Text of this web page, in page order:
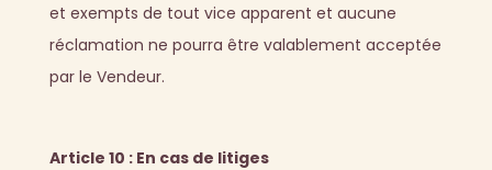
et exempts de tout vice apparent et aucune
réclamation ne pourra être valablement acceptée
par le Vendeur.
Article 10 : En cas de litiges